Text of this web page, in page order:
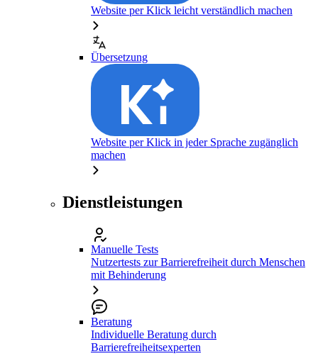
Website per Klick leicht verständlich machen
Übersetzung
Website per Klick in jeder Sprache zugänglich
machen
Dienstleistungen
Manuelle Tests
Nutzertests zur Barrierefreiheit durch Menschen
mit Behinderung
Beratung
Individuelle Beratung durch
Barrierefreiheitsexperten